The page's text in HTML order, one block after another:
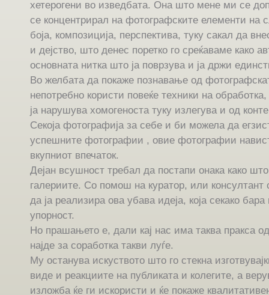
хетерогени во изведбата. Она што мене ми се
се концентрирал на фотографските елементи на
боја, композиција, перспектива, туку сакал да
и дејство, што денес поретко го среќаваме како
основната нитка што ја поврзува и ја држи
Во желбата да покаже познавање од
непотребно користи повеќе техники на
ја нарушува хомогеноста туку излегува и од
Секоја фотографија за себе и би можела да
успешните фотографии , овие фотографии
вкупниот впечаток.
Дејан всушност требал да постапи онака како
галериите. Со помош на куратор, или консултант
да ја реализира ова убава идеја, која секако
упорност.
Но прашањето е, дали кај нас има таква пракса
најде за соработка такви луѓе.
Му останува искуството што го стекна
виде и реакциите на публиката и колегите, а
изложба ќе ги искористи и ќе покаже